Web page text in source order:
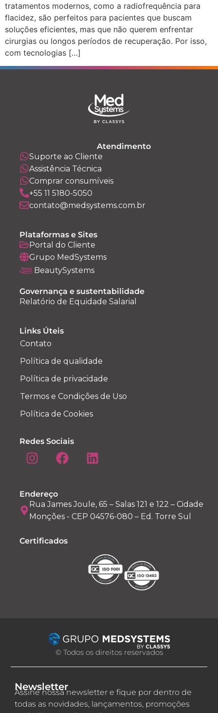
tratamentos modernos, como a radiofrequência para
flacidez, são perfeitos para pacientes que buscam
soluções eficientes, mas que não querem enfrentar
cirurgias ou longos períodos de recuperação. Por isso,
com tecnologias […]
Atendimento
Suporte ao Cliente
Assistência Técnica
Comprar consumíveis
+55 11 5180-5050
contato@medsystems.com.br
Plataformas e Sites
Portal do Cliente
Grupo MedSystems
BeautySystems
Governança e sustentabilidade
Relatório de Equidade Salarial
Links Úteis
Contato
Política de qualidade
Política de privacidade
Termos e Condições de Uso
Política de Cookies
Redes Sociais
Endereço
Rua James Joule, 65 – Salas 121 e 122 – Cidade
Monções - CEP 04576-080 – Ed. Torre Sul
Certificados
© Todos os direitos reservados
Newsletter
Assine nossa newsletter e fique por dentro de
todas as novidades, lançamentos, promoções